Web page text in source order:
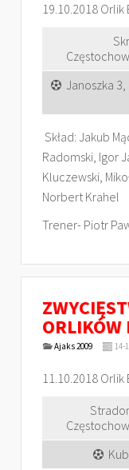
19.10.2018 Orlik
Janoszka
Skład: Jakub
Radomski, Igor
Kluczewski,
Norbert Krahel
Trener- Piotr
Ajaks 2009 14-
11.10.2018 Orlik